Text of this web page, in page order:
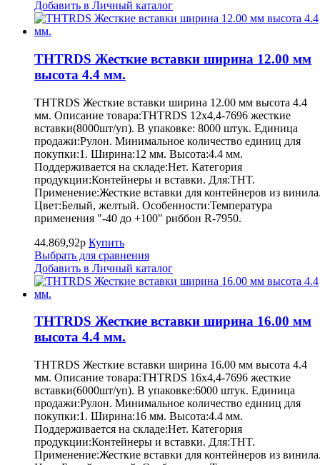
Добавить в Личный каталог
THTRDS Жесткие вставки ширина 12.00 мм
высота 4.4 мм.
THTRDS Жесткие вставки ширина 12.00 мм высота 4.4
мм. Описание товара:THTRDS 12x4,4-7696 жесткие
вставки(8000шт/уп). В упаковке: 8000 штук. Единица
продажи:Рулон. Минимальное количество единиц для
покупки:1. Ширина:12 мм. Высота:4.4 мм.
Поддерживается на складе:Нет. Категория
продукции:Контейнеры и вставки. Для:THT.
Применение:Жесткие вставки для контейнеров из
Цвет:Белый, желтый. Особенности:Температура
применения "-40 до +100" риббон R-7950.
44.869,92р Купить
Выбрать для сравнения
Добавить в Личный каталог
THTRDS Жесткие вставки ширина 16.00 мм
высота 4.4 мм.
THTRDS Жесткие вставки ширина 16.00 мм высота 4.4
мм. Описание товара:THTRDS 16x4,4-7696 жесткие
вставки(6000шт/уп). В упаковке:6000 штук. Единица
продажи:Рулон. Минимальное количество единиц для
покупки:1. Ширина:16 мм. Высота:4.4 мм.
Поддерживается на складе:Нет. Категория
продукции:Контейнеры и вставки. Для:THT.
Применение:Жесткие вставки для контейнеров из